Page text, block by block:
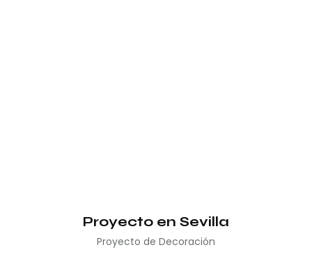
Proyecto en Sevilla
Proyecto de Decoración